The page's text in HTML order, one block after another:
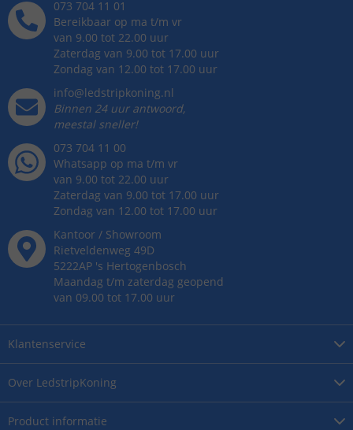
Over LedstripKoning
Product informatie
Klantenservice
073 704 11 01
Bereikbaar op ma t/m vr
van 9.00 tot 22.00 uur
Zaterdag van 9.00 tot 17.00 uur
Zondag van 12.00 tot 17.00 uur
info@ledstripkoning.nl
Binnen 24 uur antwoord,
meestal sneller!
073 704 11 00
Whatsapp op ma t/m vr
van 9.00 tot 22.00 uur
Zaterdag van 9.00 tot 17.00 uur
Zondag van 12.00 tot 17.00 uur
Kantoor / Showroom
Rietveldenweg 49D
5222AP 's Hertogenbosch
Maandag t/m zaterdag geopend
van 09.00 tot 17.00 uur